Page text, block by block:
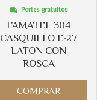
FAMATEL 304
CASQUILLO E-27
LATON CON
ROSCA
Portes gratuitos
COMPRAR